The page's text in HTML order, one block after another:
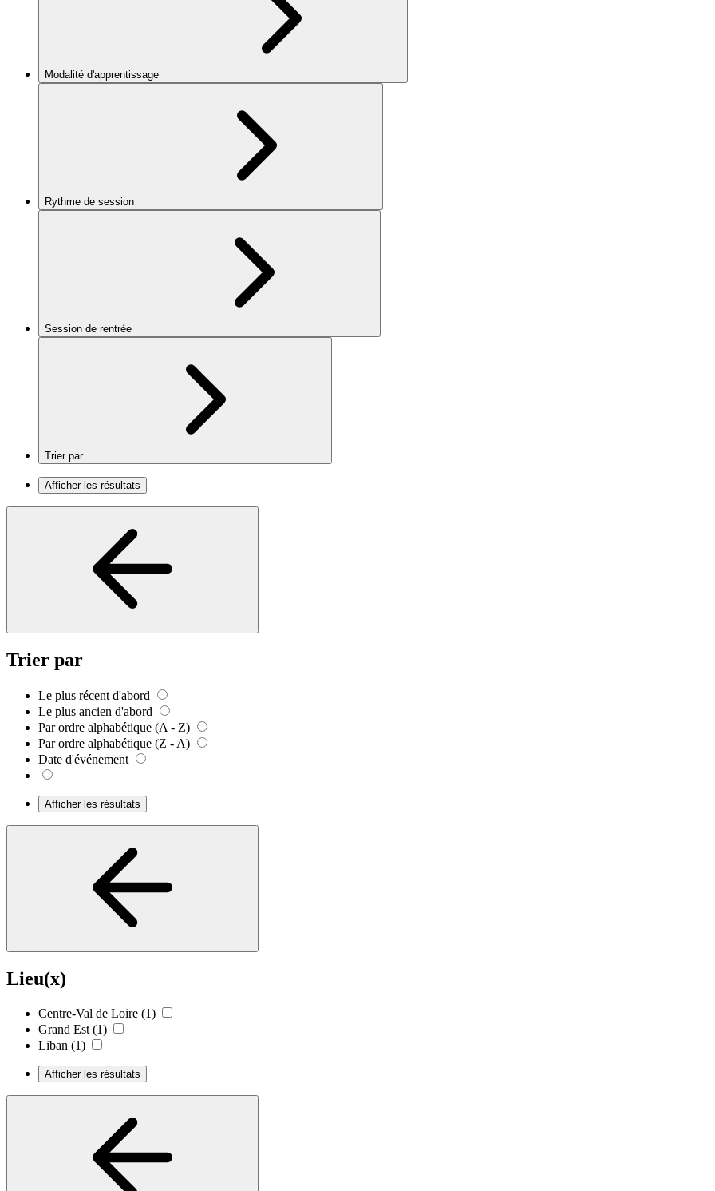
Modalité d'apprentissage
Rythme de session
Session de rentrée
Trier par
Afficher les résultats
Trier par
Le plus récent d'abord
Le plus ancien d'abord
Par ordre alphabétique (A - Z)
Par ordre alphabétique (Z - A)
Date d'événement
Afficher les résultats
Lieu(x)
Centre-Val de Loire (1)
Grand Est (1)
Liban (1)
Afficher les résultats